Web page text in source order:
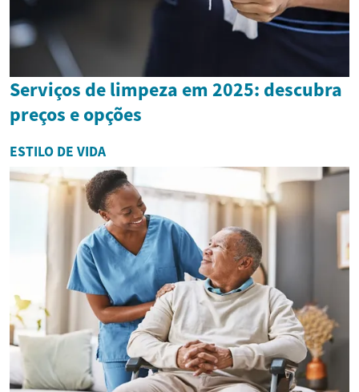
Serviços de limpeza em 2025: descubra
preços e opções
ESTILO DE VIDA